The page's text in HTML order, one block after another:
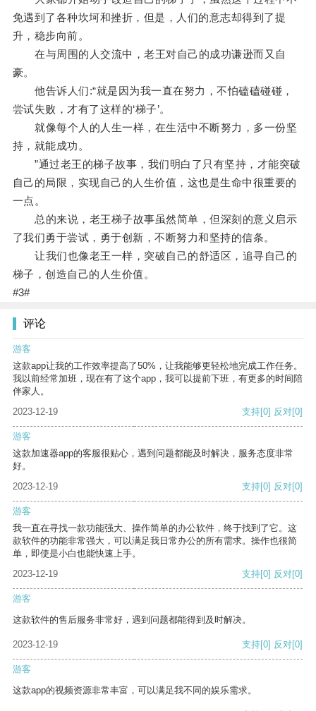
免遇到了各种坎坷和挫折，但是，人们的意志却得到了提
升，稳步向前。
在与周围的人交流中，老王对自己的成功谦逊而又自
豪。
他告诉人们:“就是因为我一直在努力，不怕磕磕碰碰，
尝试失败，才有了这样的‘梯子’。
就像每个人的人生一样，在生活中不断努力，多一份坚
持，就能成功。
”通过老王的梯子故事，我们明白了只有坚持，才能突破
自己的局限，实现自己的人生价值，这也是生命中很重要的
一点。
总的来说，老王梯子故事虽然简单，但深刻的意义启示
了我们勇于尝试，勇于创新，不断努力和坚持的信条。
让我们也像老王一样，突破自己的舒适区，追寻自己的
梯子，创造自己的人生价值。
#3#
评论
游客
这款app让我的工作效率提高了50%，让我能够更轻松地完成工作任务。
我以前经常加班，现在有了这个app，我可以提前下班，有更多的时间陪
伴家人。
2023-12-19
支持[0] 反对[0]
游客
这款加速器app的客服很贴心，遇到问题都能及时解决，服务态度非常
好。
2023-12-19
支持[0] 反对[0]
游客
我一直在寻找一款功能强大、操作简单的办公软件，终于找到了它。这
款软件的功能非常强大，可以满足我日常办公的所有需求。操作也很简
单，即使是小白也能快速上手。
2023-12-19
支持[0] 反对[0]
游客
这款软件的售后服务非常好，遇到问题都能得到及时解决。
2023-12-19 支持[0] 反对[0]
游客
这款app的视频资源非常丰富，可以满足我不同的娱乐需求。